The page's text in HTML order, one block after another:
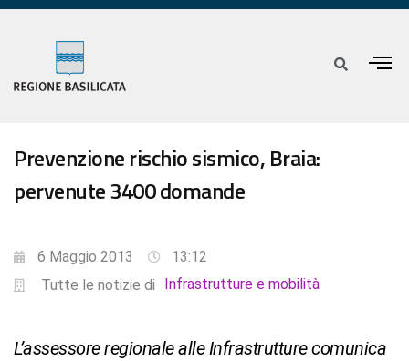
Prevenzione rischio sismico, Braia:
pervenute 3400 domande
6 Maggio 2013
13:12
Tutte le notizie di
Infrastrutture e mobilità
L’assessore regionale alle Infrastrutture comunica